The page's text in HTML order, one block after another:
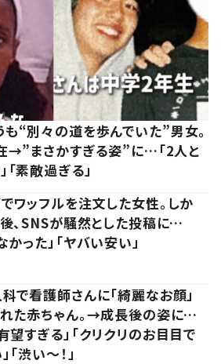
“別々の道を歩んでいた”男女。
→”まさかすぎる姿”に…「2人と
素敵過ぎる」
ワッフルを注文した女性。しか
、SNSが騒然とした投稿に…
かった」「ヤバい安い」
で看護師さんに「綺麗なお顔」
た赤ちゃん。→成長後の姿に…
望すぎる」「クリクリのお目目で
「渋い～！」